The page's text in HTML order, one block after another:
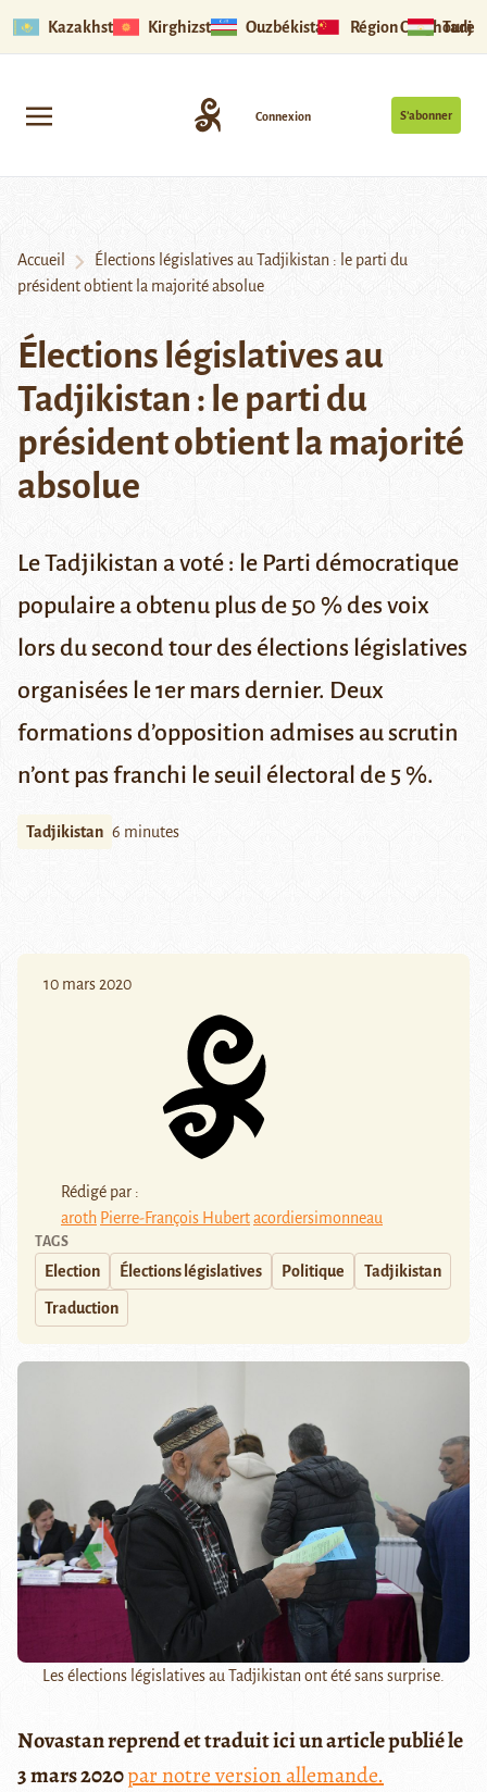
Kazakhstan Kirghizstan Ouzbékistan Région Ouïghoure
S’abonner
Connexion
Accueil
Élections législatives au Tadjikistan : le parti du
président obtient la majorité absolue
Élections législatives au
Tadjikistan : le parti du
président obtient la majorité
absolue
Le Tadjikistan a voté : le Parti démocratique
populaire a obtenu plus de 50 % des voix
lors du second tour des élections législatives
organisées le 1er mars dernier. Deux
formations d’opposition admises au scrutin
n’ont pas franchi le seuil électoral de 5 %.
Tadjikistan 6 minutes
10 mars 2020
Rédigé par :
aroth Pierre-François Hubertacordiersimonneau
TAGS
Election Élections législatives Politique Tadjikistan
Traduction
Les élections législatives au Tadjikistan ont été sans surprise.
Novastan reprend et traduit ici un article publié le
3 mars 2020par notre version allemande.